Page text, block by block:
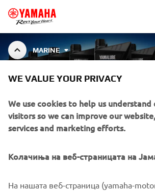
MARINE
Formulated to meet the unique demands
corrosion resistance, thermal stability,
WE VALUE YOUR PRIVACY
We use cookies to help us understand
visitors so we can improve our
services and marketing efforts.
Колачиња на веб-страницата на
На нашата веб-страница (yamaha-